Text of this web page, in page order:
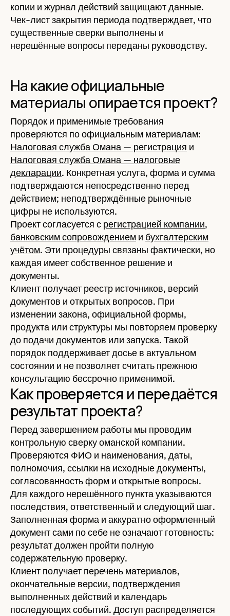
копии и журнал действий защищают данные.
Чек-лист закрытия периода подтверждает, что
существенные сверки выполнены и
нерешённые вопросы переданы руководству.
На какие официальные
материалы опирается проект?
Порядок и применимые требования
проверяются по официальным материалам:
Налоговая служба Омана — регистрация и
Налоговая служба Омана — налоговые
декларации. Конкретная услуга, форма и сумма
подтверждаются непосредственно перед
действием; неподтверждённые рыночные
цифры не используются.
Проект согласуется с регистрацией компании,
банковским сопровождением и бухгалтерским
учётом. Эти процедуры связаны фактически, но
каждая имеет собственное решение и
документы.
Клиент получает реестр источников, версий
документов и открытых вопросов. При
изменении закона, официальной формы,
продукта или структуры мы повторяем проверку
до подачи документов или запуска. Такой
порядок поддерживает досье в актуальном
состоянии и не позволяет считать прежнюю
консультацию бессрочно применимой.
Как проверяется и передаётся
результат проекта?
Перед завершением работы мы проводим
контрольную сверку оманской компании.
Проверяются ФИО и наименования, даты,
полномочия, ссылки на исходные документы,
согласованность форм и открытые вопросы.
Для каждого нерешённого пункта указываются
последствия, ответственный и следующий шаг.
Заполненная форма и аккуратно оформленный
документ сами по себе не означают готовность:
результат должен пройти полную
содержательную проверку.
Клиент получает перечень материалов,
окончательные версии, подтверждения
выполненных действий и календарь
последующих событий. Доступ распределяется